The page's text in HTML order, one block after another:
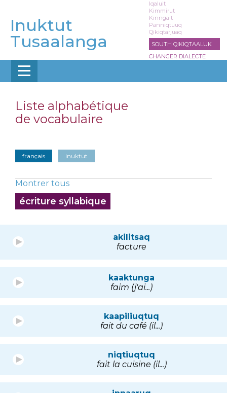
contenu
principal
Inuktut
Tusaalanga
Iqaluit
Kimmirut
Kinngait
Panniqtuuq
Qikiqtarjuaq
SOUTH QIKIQTAALUK
CHANGER DIALECTE
Liste alphabétique
de vocabulaire
français inuktut
Montrer tous
écriture syllabique
akilitsaq
facture
kaaktunga
faim (j'ai...)
kaapiliuqtuq
fait du café (il...)
niqtiuqtuq
fait la cuisine (il...)